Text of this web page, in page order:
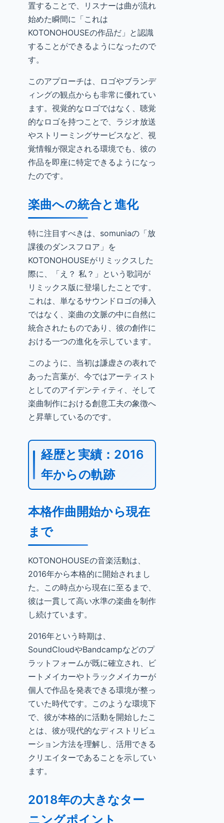
置することで、リスナーは曲が流れ
始めた瞬間に「これは
KOTONOHOUSEの作品だ」と認識
することができるようになったので
す。
このアプローチは、ロゴやブランデ
ィングの観点からも非常に優れてい
ます。視覚的なロゴではなく、聴覚
的なロゴを持つことで、ラジオ放送
やストリーミングサービスなど、視
覚情報が限定される環境でも、彼の
作品を即座に特定できるようになっ
たのです。
楽曲への統合と進化
特に注目すべきは、somuniaの「放
課後のダンスフロア」を
KOTONOHOUSEがリミックスした
際に、「え？ 私？」という歌詞が
リミックス版に登場したことです。
これは、単なるサウンドロゴの挿入
ではなく、楽曲の文脈の中に自然に
統合されたものであり、彼の創作に
おける一つの進化を示しています。
このように、当初は謙虚さの表れで
あった言葉が、今ではアーティスト
としてのアイデンティティ、そして
楽曲制作における創意工夫の象徴へ
と昇華しているのです。
経歴と実績：2016
年からの軌跡
本格作曲開始から現在
まで
KOTONOHOUSEの音楽活動は、
2016年から本格的に開始されまし
た。この時点から現在に至るまで、
彼は一貫して高い水準の楽曲を制作
し続けています。
2016年という時期は、
SoundCloudやBandcampなどのプ
ラットフォームが既に確立され、ビ
ートメイカーやトラックメイカーが
個人で作品を発表できる環境が整っ
ていた時代です。このような環境下
で、彼が本格的に活動を開始したこ
とは、彼が現代的なディストリビュ
ーション方法を理解し、活用できる
クリエイターであることを示してい
ます。
2018年の大きなター
ニングポイント